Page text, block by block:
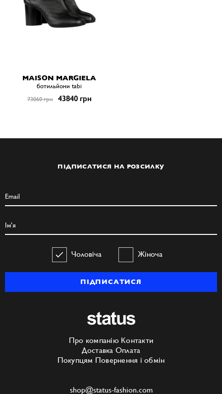
MAISON MARGIELA
ботильйони tabi
73060 грн 43840 грн
ПІДПИСАТИСЯ НА РОЗСИЛКУ
Чоловіча Жіноча
ПІДПИСАТИСЯ
Про компанію Контакти
Доставка Оплата
Покупцям Повернення і обмін
shop@status-fashion.com